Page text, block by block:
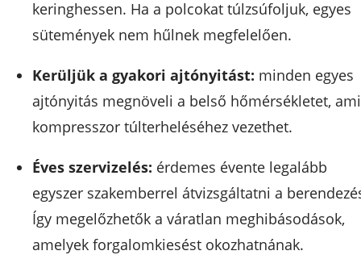
keringhessen. Ha a polcokat túlzsúfoljuk, egyes
sütemények nem hűlnek megfelelően.
Kerüljük a gyakori ajtónyitást: minden egyes
ajtónyitás megnöveli a belső hőmérsékletet,
kompresszor túlterheléséhez vezethet.
Éves szervizelés: érdemes évente legalább
egyszer szakemberrel átvizsgáltatni a
Így megelőzhetők a váratlan meghibásodások,
amelyek forgalomkiesést okozhatnának.